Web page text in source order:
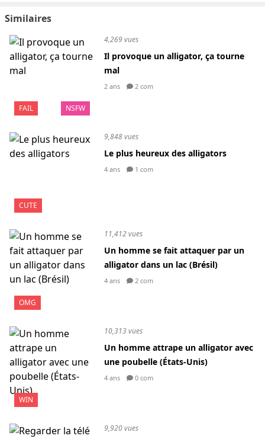
Similaires
FAIL NSFW
4,269 vues
Il provoque un alligator, ça tourne
mal
2 ans 2 com
CUTE
9,848 vues
Le plus heureux des alligators
4 ans 1 com
OMG
11,412 vues
Un homme se fait attaquer par un
alligator dans un lac (Brésil)
4 ans 2 com
WIN
10,313 vues
Un homme attrape un alligator avec
une poubelle (États-Unis)
4 ans 0 com
9,920 vues